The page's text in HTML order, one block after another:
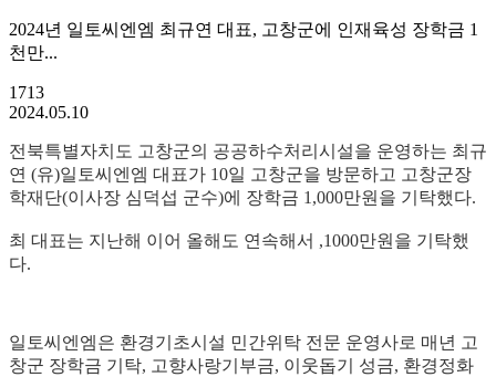
2024년 일토씨엔엠 최규연 대표, 고창군에 인재육성 장학금 1
천만...
1713
2024.05.10
전북특별자치도 고창군의 공공하수처리시설을 운영하는 최규
연 (유)일토씨엔엠 대표가 10일 고창군을 방문하고 고창군장
학재단(이사장 심덕섭 군수)에 장학금 1,000만원을 기탁했다.
최 대표는 지난해 이어 올해도 연속해서 ,1000만원을 기탁했
다.
일토씨엔엠은 환경기초시설 민간위탁 전문 운영사로 매년 고
창군 장학금 기탁, 고향사랑기부금, 이웃돕기 성금, 환경정화